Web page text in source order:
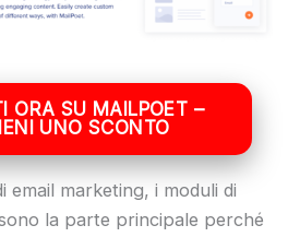
ORA SU MAILPOET –
UNO SCONTO
email marketing, i moduli di
la parte principale perché